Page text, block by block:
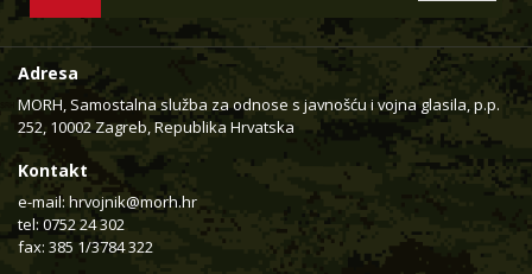
Adresa
MORH, Samostalna služba za odnose s javnošću i vojna glasila, p.p.
252, 10002 Zagreb, Republika Hrvatska
Kontakt
e-mail: hrvojnik@morh.hr
tel: 0752 24 302
fax: 385 1/3784 322